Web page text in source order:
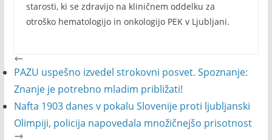
starosti, ki se zdravijo na kliničnem oddelku za
otroško hematologijo in onkologijo PEK v Ljubljani.
PAZU uspešno izvedel strokovni posvet. Spoznanje:
Znanje je potrebno mladim približati!
Nafta 1903 danes v pokalu Slovenije proti ljubljanski
Olimpiji, policija napovedala množičnejšo prisotnost